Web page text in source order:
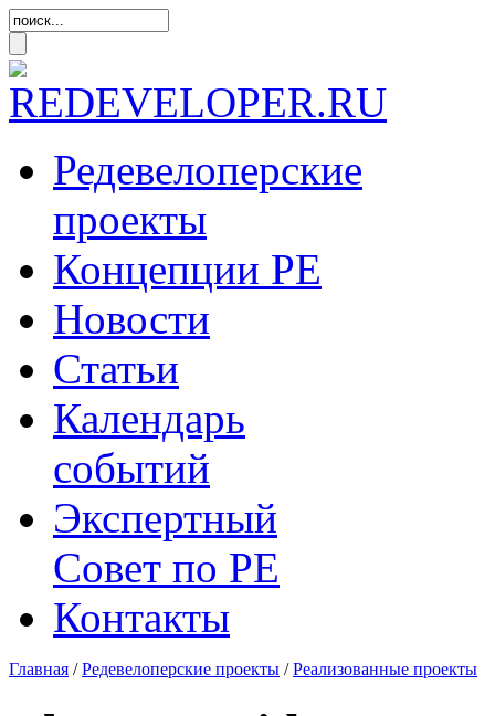
Редевелоперские
проекты
Концепции РЕ
Новости
Статьи
Календарь
событий
Экспертный
Совет по РЕ
Контакты
Главная /Редевелоперские проекты /Реализованные проекты